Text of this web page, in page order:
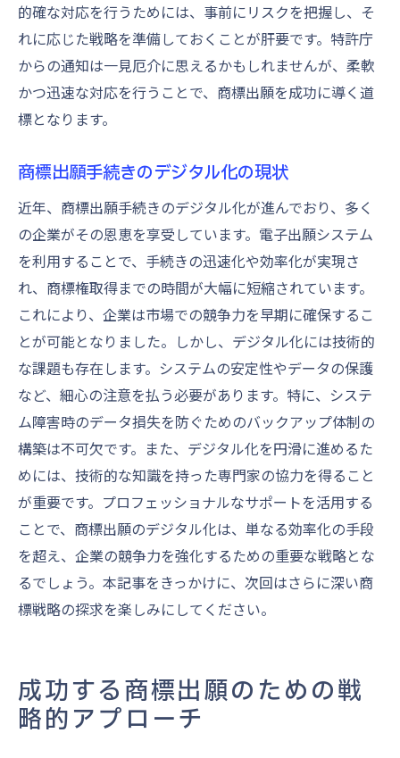
的確な対応を行うためには、事前にリスクを把握し、そ
れに応じた戦略を準備しておくことが肝要です。特許庁
からの通知は一見厄介に思えるかもしれませんが、柔軟
かつ迅速な対応を行うことで、商標出願を成功に導く道
標となります。
商標出願手続きのデジタル化の現状
近年、商標出願手続きのデジタル化が進んでおり、多く
の企業がその恩恵を享受しています。電子出願システム
を利用することで、手続きの迅速化や効率化が実現さ
れ、商標権取得までの時間が大幅に短縮されています。
これにより、企業は市場での競争力を早期に確保するこ
とが可能となりました。しかし、デジタル化には技術的
な課題も存在します。システムの安定性やデータの保護
など、細心の注意を払う必要があります。特に、システ
ム障害時のデータ損失を防ぐためのバックアップ体制の
構築は不可欠です。また、デジタル化を円滑に進めるた
めには、技術的な知識を持った専門家の協力を得ること
が重要です。プロフェッショナルなサポートを活用する
ことで、商標出願のデジタル化は、単なる効率化の手段
を超え、企業の競争力を強化するための重要な戦略とな
るでしょう。本記事をきっかけに、次回はさらに深い商
標戦略の探求を楽しみにしてください。
成功する商標出願のための戦
略的アプローチ